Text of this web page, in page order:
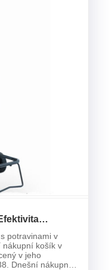
potravinami v
nákupní košík v
v jeho
Dnešní nákupní